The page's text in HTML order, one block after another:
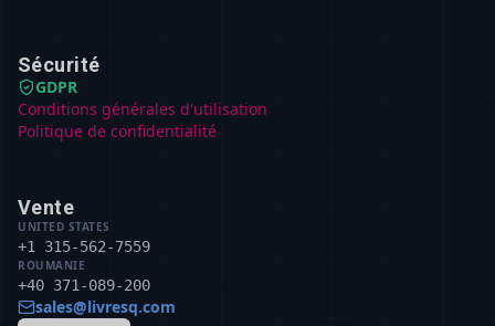
Sécurité
GDPR
Conditions générales d'utilisation
Politique de confidentialité
Vente
UNITED STATES
+1 315-562-7559
ROUMANIE
+40 371-089-200
sales@livresq.com